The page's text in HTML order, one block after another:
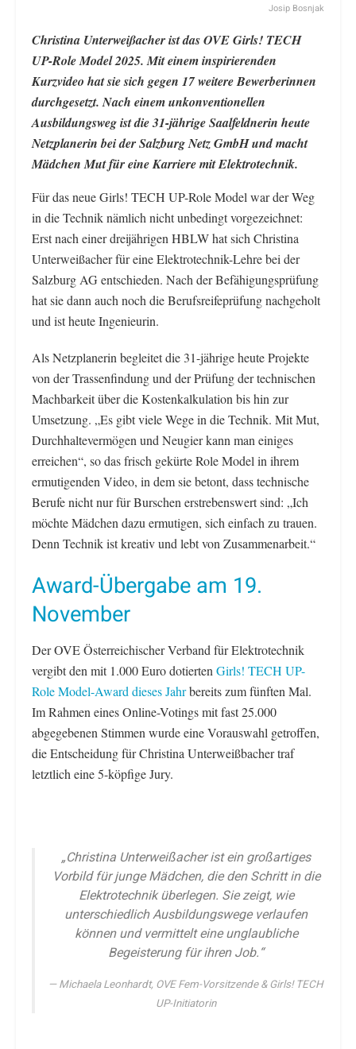
Josip Bosnjak
Christina Unterweißacher ist das OVE Girls! TECH
UP-Role Model 2025. Mit einem inspirierenden
Kurzvideo hat sie sich gegen 17 weitere Bewerberinnen
durchgesetzt. Nach einem unkonventionellen
Ausbildungsweg ist die 31-jährige Saalfeldnerin heute
Netzplanerin bei der Salzburg Netz GmbH und macht
Mädchen Mut für eine Karriere mit Elektrotechnik.
Für das neue Girls! TECH UP-Role Model war der Weg
in die Technik nämlich nicht unbedingt vorgezeichnet:
Erst nach einer dreijährigen HBLW hat sich Christina
Unterweißacher für eine Elektrotechnik-Lehre bei der
Salzburg AG entschieden. Nach der Befähigungsprüfung
hat sie dann auch noch die Berufsreifeprüfung nachgeholt
und ist heute Ingenieurin.
Als Netzplanerin begleitet die 31-jährige heute Projekte
von der Trassenfindung und der Prüfung der technischen
Machbarkeit über die Kostenkalkulation bis hin zur
Umsetzung. „Es gibt viele Wege in die Technik. Mit Mut,
Durchhaltevermögen und Neugier kann man einiges
erreichen“, so das frisch gekürte Role Model in ihrem
ermutigenden Video, in dem sie betont, dass technische
Berufe nicht nur für Burschen erstrebenswert sind: „Ich
möchte Mädchen dazu ermutigen, sich einfach zu trauen.
Denn Technik ist kreativ und lebt von Zusammenarbeit.“
Award-Übergabe am 19.
November
Der OVE Österreichischer Verband für Elektrotechnik
vergibt den mit 1.000 Euro dotierten Girls! TECH UP-
Role Model-Award dieses Jahrbereits zum fünften Mal.
Im Rahmen eines Online-Votings mit fast 25.000
abgegebenen Stimmen wurde eine Vorauswahl getroffen,
die Entscheidung für Christina Unterweißbacher traf
letztlich eine 5-köpfige Jury.
„Christina Unterweißacher ist ein großartiges
Vorbild für junge Mädchen, die den Schritt in die
Elektrotechnik überlegen. Sie zeigt, wie
unterschiedlich Ausbildungswege verlaufen
können und vermittelt eine unglaubliche
Begeisterung für ihren Job.“
Michaela Leonhardt, OVE Fem-Vorsitzende & Girls! TECH
UP-Initiatorin